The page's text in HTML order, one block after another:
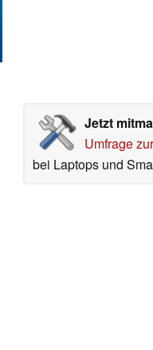
Jetzt
Umfrage
bei Laptops und